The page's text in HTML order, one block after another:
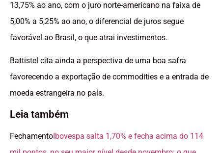
13,75% ao ano, com o juro norte-americano na faixa de
5,00% a 5,25% ao ano, o diferencial de juros segue
favorável ao Brasil, o que atrai investimentos.
Battistel cita ainda a perspectiva de uma boa safra
favorecendo a exportação de commodities e a entrada de
moeda estrangeira no país.
Leia também
FechamentoIbovespa salta 1,70% e fecha acima do 114